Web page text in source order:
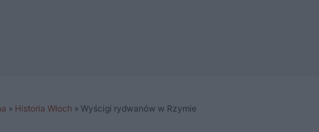
» Historia Włoch » Wyścigi rydwanów w Rzymie